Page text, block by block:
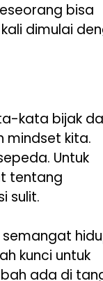
bisa
dimulai
kata bijak
mindset kita.
Untuk
tentang
sulit.
kunci untuk
ada di